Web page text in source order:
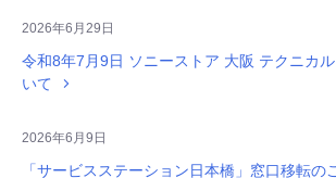
2026年6月29日
令和8年7月9日 ソニーストア 大阪 テクニカ
いて
2026年6月9日
「サービスステーション日本橋」窓口移転の